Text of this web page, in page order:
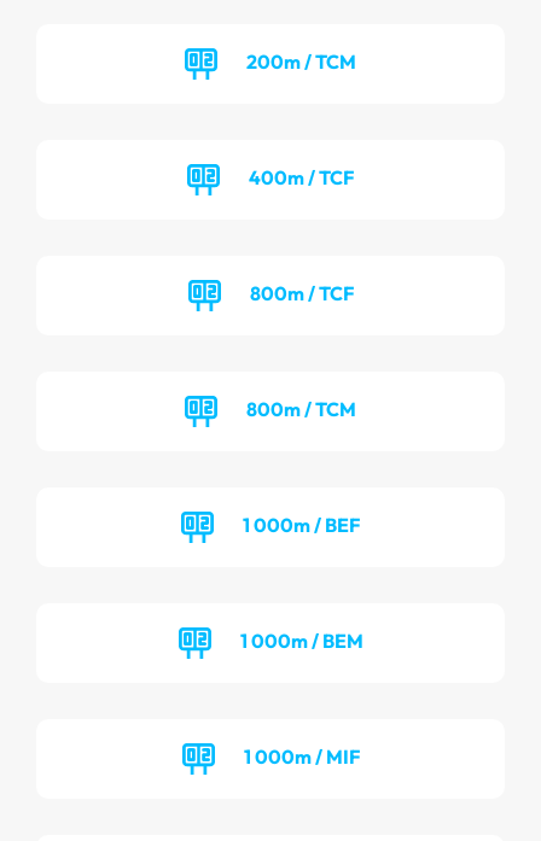
200m / TCM
400m / TCF
800m / TCF
800m / TCM
1 000m / BEF
1 000m / BEM
1 000m / MIF